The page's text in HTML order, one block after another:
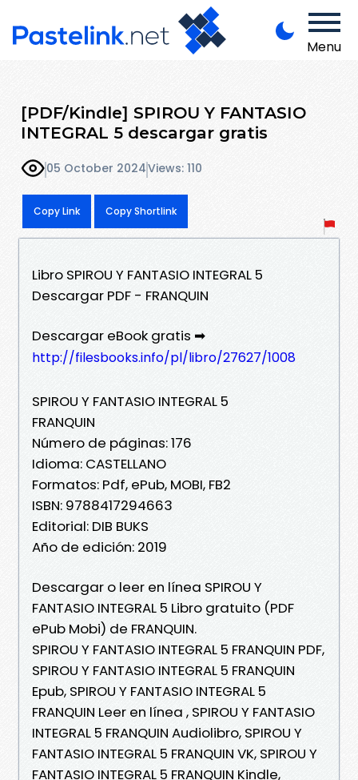
Menu
[PDF/Kindle] SPIROU Y FANTASIO
INTEGRAL 5 descargar gratis
05 October 2024Views: 110
Copy Link Copy Shortlink
Libro SPIROU Y FANTASIO INTEGRAL 5
Descargar PDF - FRANQUIN
Descargar eBook gratis ➡
http://filesbooks.info/pl/libro/27627/1008
SPIROU Y FANTASIO INTEGRAL 5
FRANQUIN
Número de páginas: 176
Idioma: CASTELLANO
Formatos: Pdf, ePub, MOBI, FB2
ISBN: 9788417294663
Editorial: DIB BUKS
Año de edición: 2019
Descargar o leer en línea SPIROU Y
FANTASIO INTEGRAL 5 Libro gratuito (PDF
ePub Mobi) de FRANQUIN.
SPIROU Y FANTASIO INTEGRAL 5 FRANQUIN PDF,
SPIROU Y FANTASIO INTEGRAL 5 FRANQUIN
Epub, SPIROU Y FANTASIO INTEGRAL 5
FRANQUIN Leer en línea , SPIROU Y FANTASIO
INTEGRAL 5 FRANQUIN Audiolibro, SPIROU Y
FANTASIO INTEGRAL 5 FRANQUIN VK, SPIROU Y
FANTASIO INTEGRAL 5 FRANQUIN Kindle,